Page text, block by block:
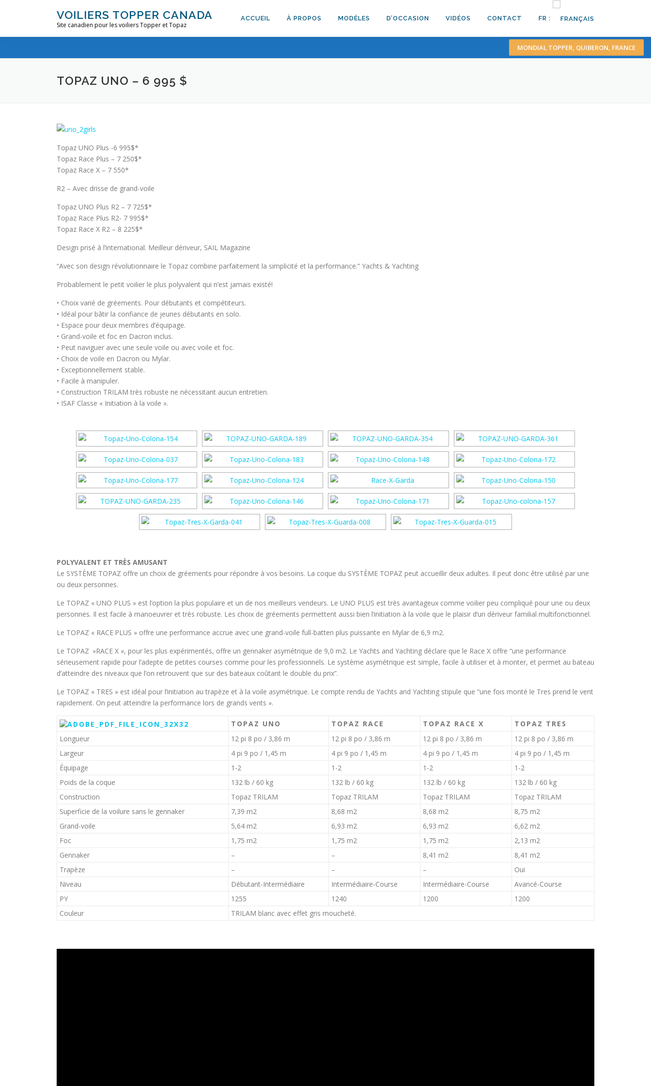
VOILIERS TOPPER CANADA
Site canadien pour les voiliers Topper et Topaz
ACCUEIL À PROPOS MODÈLES D’OCCASION VIDÉOS CONTACT FR :
MONDIAL TOPPER, QUIBERON, FRANCE
TOPAZ UNO – 6 995 $
Topaz UNO Plus -6 995$*
Topaz Race Plus – 7 250$*
Topaz Race X – 7 550*
R2 – Avec drisse de grand-voile
Topaz UNO Plus R2 – 7 725$*
Topaz Race Plus R2- 7 995$*
Topaz Race X R2 – 8 225$*
Design prisé à l’international. Meilleur dériveur, SAIL Magazine
“Avec son design révolutionnaire le Topaz combine parfaitement la simplicité et la performance.” Yachts & Yachting
Probablement le petit voilier le plus polyvalent qui n’est jamais existé!
• Choix varié de gréements. Pour débutants et compétiteurs.
• Idéal pour bâtir la confiance de jeunes débutants en solo.
• Espace pour deux membres d’équipage.
• Grand-voile et foc en Dacron inclus.
• Peut naviguer avec une seule voile ou avec voile et foc.
• Choix de voile en Dacron ou Mylar.
• Exceptionnellement stable.
• Facile à manipuler.
• Construction TRILAM très robuste ne nécessitant aucun entretien.
• ISAF Classe « Initiation à la voile ».
POLYVALENT ET TRÈS AMUSANT
Le SYSTÈME TOPAZ offre un choix de gréements pour répondre à vos besoins. La coque du SYSTÈME TOPAZ peut accueillir deux adultes. Il peut donc être utilisé par une
ou deux personnes.
Le TOPAZ « UNO PLUS » est l’option la plus populaire et un de nos meilleurs vendeurs. Le UNO PLUS est très avantageux comme voilier peu compliqué pour une ou deux
personnes. Il est facile à manoeuvrer et très robuste. Les choix de gréements permettent aussi bien l’initiation à la voile que le plaisir d’un dériveur familial multifonctionnel.
Le TOPAZ « RACE PLUS » offre une performance accrue avec une grand-voile full-batten plus puissante en Mylar de 6,9 m2.
Le TOPAZ »RACE X », pour les plus expérimentés, offre un gennaker asymétrique de 9,0 m2. Le Yachts and Yachting déclare que le Race X offre “une performance
sérieusement rapide pour l’adepte de petites courses comme pour les professionnels. Le système asymétrique est simple, facile à utiliser et à monter, et permet au bateau
d’atteindre des niveaux que l’on retrouvent que sur des bateaux coûtant le double du prix”.
Le TOPAZ « TRES » est idéal pour l’initiation au trapèze et à la voile asymétrique. Le compte rendu de Yachts and Yachting stipule que “une fois monté le Tres prend le vent
rapidement. On peut atteindre la performance lors de grands vents ».
TOPAZ UNO TOPAZ RACE TOPAZ RACE X
TOPAZ TRES
Longueur
12 pi 8 po / 3,86 m 12 pi 8 po / 3,86 m 12 pi 8 po / 3,86 m
12 pi 8 po / 3,86 m
Largeur
4 pi 9 po / 1,45 m 4 pi 9 po / 1,45 m 4 pi 9 po / 1,45 m
4 pi 9 po / 1,45 m
Équipage
1-2 1-2 1-2
1-2
Poids de la coque
132 lb / 60 kg 132 lb / 60 kg 132 lb / 60 kg
132 lb / 60 kg
Construction
Topaz TRILAM Topaz TRILAM Topaz TRILAM
Topaz TRILAM
Superficie de la voilure sans le gennaker
7,39 m2 8,68 m2 8,68 m2
8,75 m2
Grand-voile
5,64 m2 6,93 m2 6,93 m2
6,62 m2
Foc
1,75 m2 1,75 m2 1,75 m2
2,13 m2
Gennaker
– – 8,41 m2
8,41 m2
Trapèze
– – –
Oui
Niveau
Débutant-Intermédiaire Intermédiaire-Course Intermédiaire-Course
Avancé-Course
PY
1255 1240 1200
1200
Couleur
TRILAM blanc avec effet gris moucheté.